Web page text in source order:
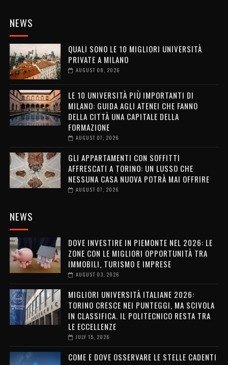
NEWS
QUALI SONO LE 10 MIGLIORI UNIVERSITÀ
PRIVATE A MILANO
AUGUST 08, 2026
LE 10 UNIVERSITÀ PIÙ IMPORTANTI DI
MILANO: GUIDA AGLI ATENEI CHE FANNO
DELLA CITTÀ UNA CAPITALE DELLA
FORMAZIONE
AUGUST 07, 2026
GLI APPARTAMENTI CON SOFFITTI
AFFRESCATI A TORINO: UN LUSSO CHE
NESSUNA CASA NUOVA POTRÀ MAI OFFRIRE
AUGUST 07, 2026
NEWS
DOVE INVESTIRE IN PIEMONTE NEL 2026: LE
ZONE CON LE MIGLIORI OPPORTUNITÀ TRA
IMMOBILI, TURISMO E IMPRESE
AUGUST 03, 2026
MIGLIORI UNIVERSITÀ ITALIANE 2026:
TORINO CRESCE NEI PUNTEGGI, MA SCIVOLA
IN CLASSIFICA. IL POLITECNICO RESTA TRA
LE ECCELLENZE
JULY 15, 2026
COME E DOVE OSSERVARE LE STELLE CADENTI